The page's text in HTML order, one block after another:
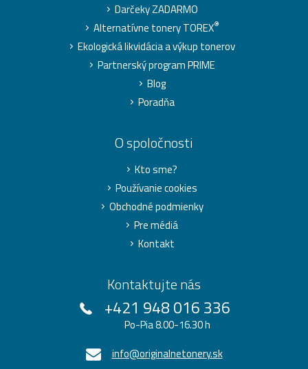
Darčeky ZADARMO
Alternatívne tonery TOREX®
Ekologická likvidácia a výkup tonerov
Partnerský program PRIME
Blog
Poradňa
O spoločnosti
Kto sme?
Používanie cookies
Obchodné podmienky
Pre médiá
Kontakt
Kontaktujte nás
+421 948 016 336
Po-Pia 8.00-16.30 h
info@originalnetonery.sk